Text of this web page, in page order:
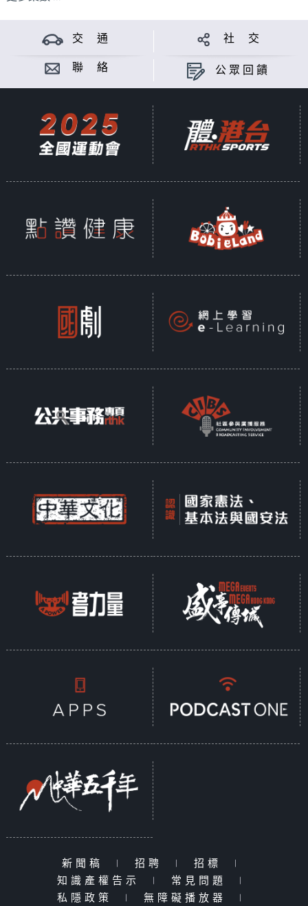
交 通 社 交
聯 絡 公眾回饋
新聞稿 | 招聘 | 招標
|
知識產權告示
| 常見問題
|
私隱政策
| 無障礙播放器 |